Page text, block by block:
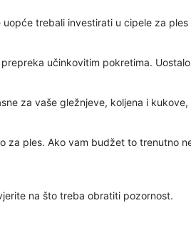
trebali investirati u cipele za
učinkovitim pokretima.
za vaše gležnjeve, koljena i
ples. Ako vam budžet to trenutno
na što treba obratiti pozornost.